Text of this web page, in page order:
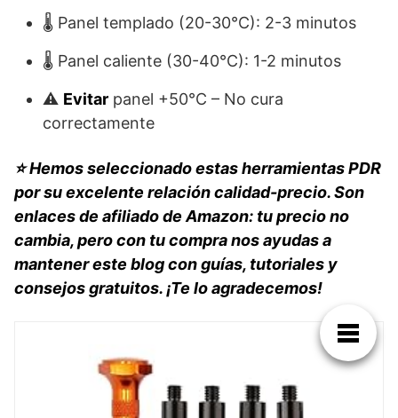
🌡️ Panel templado (20-30°C): 2-3 minutos
🌡️ Panel caliente (30-40°C): 1-2 minutos
⚠️ Evitar panel +50°C – No cura
correctamente
⭐ Hemos seleccionado estas herramientas PDR
por su excelente relación calidad-precio. Son
enlaces de afiliado de Amazon: tu precio no
cambia, pero con tu compra nos ayudas a
mantener este blog con guías, tutoriales y
consejos gratuitos. ¡Te lo agradecemos!